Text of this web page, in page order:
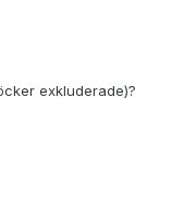
exkluderade)?